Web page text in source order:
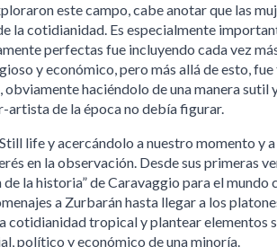
este campo, cabe anotar que las
la cotidianidad. Es especialmente
perfectas fue incluyendo cada vez
y económico, pero más allá de esto, fue
haciéndolo de una manera
artista de la época no debía figurar.
life y acercándolo a nuestro momento y
en la observación. Desde sus primeras
la historia” de Caravaggio para el
a Zurbarán hasta llegar a los
cotidianidad tropical y plantear elementos
político y económico de una minoría.